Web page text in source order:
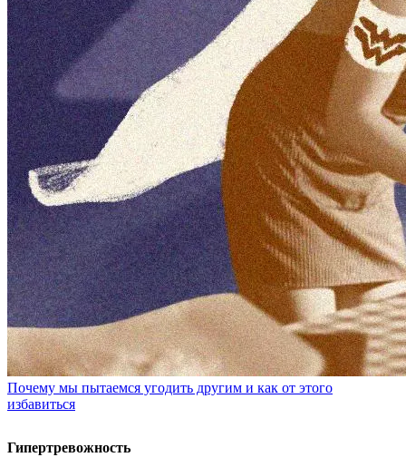
Почему мы пытаемся угодить другим и как от этого
избавиться
Гипертревожность